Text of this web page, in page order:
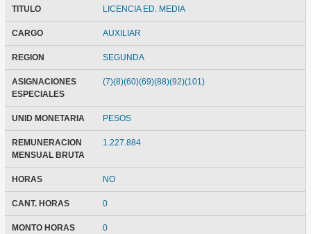
TITULO LICENCIA ED. MEDIA
CARGO AUXILIAR
REGION SEGUNDA
ASIGNACIONES
ESPECIALES
(7)(8)(60)(69)(88)(92)(101)
UNID MONETARIA PESOS
REMUNERACION
MENSUAL BRUTA
1.227.884
HORAS NO
CANT. HORAS 0
MONTO HORAS
0